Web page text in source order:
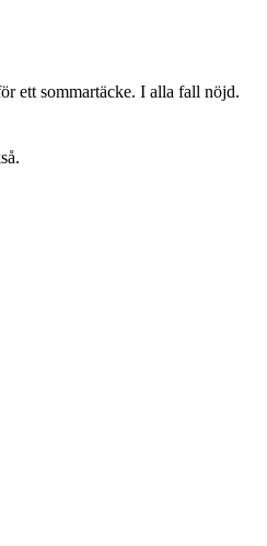
ett sommartäcke. I alla fall nöjd.